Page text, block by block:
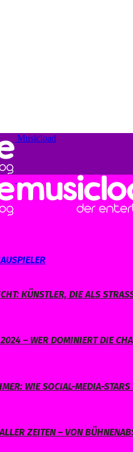
Musicload
KÜNSTLER, DIE ALS
– WER DOMINIERT DIE
WIE SOCIAL-MEDIA-
ZEITEN – VON